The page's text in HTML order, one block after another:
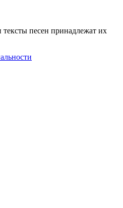
песен принадлежат их